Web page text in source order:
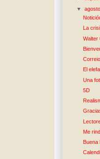
▼
La
Walter
El
Una
5D
Me
Buena